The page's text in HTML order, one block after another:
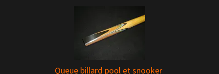
Queue billard pool et snooker